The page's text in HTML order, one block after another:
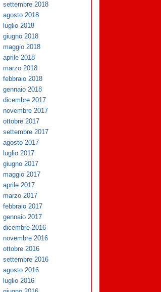
settembre 2018
agosto 2018
luglio 2018
giugno 2018
maggio 2018
aprile 2018
marzo 2018
febbraio 2018
gennaio 2018
dicembre 2017
novembre 2017
ottobre 2017
settembre 2017
agosto 2017
luglio 2017
giugno 2017
maggio 2017
aprile 2017
marzo 2017
febbraio 2017
gennaio 2017
dicembre 2016
novembre 2016
ottobre 2016
settembre 2016
agosto 2016
luglio 2016